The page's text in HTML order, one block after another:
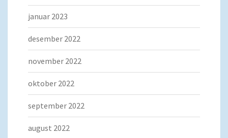
januar 2023
desember 2022
november 2022
oktober 2022
september 2022
august 2022